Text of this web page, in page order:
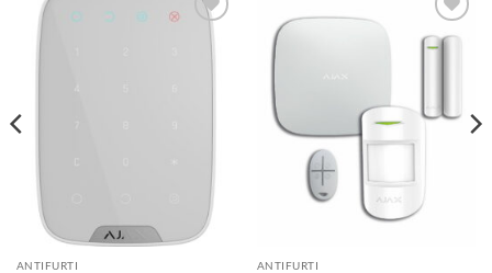
ANTIFURTI
AGGIUNGI
ANTIFURTI